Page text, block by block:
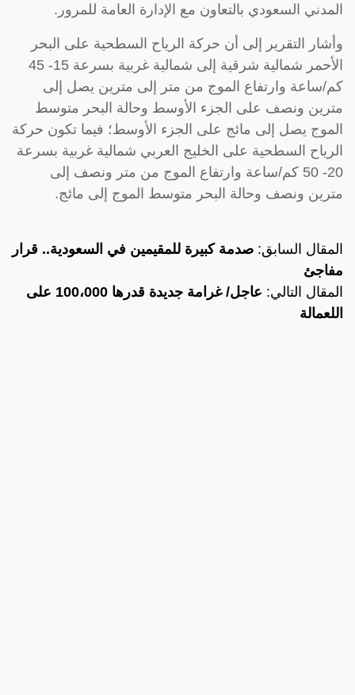
المدني السعودي بالتعاون مع الإدارة العامة للمرور.
وأشار التقرير إلى أن حركة الرياح السطحية على البحر
الأحمر شمالية شرقية إلى شمالية غربية بسرعة 15- 45
كم/ساعة وارتفاع الموج من متر إلى مترين يصل إلى
مترين ونصف على الجزء الأوسط وحالة البحر متوسط
الموج يصل إلى مائج على الجزء الأوسط؛ فيما تكون حركة
الرياح السطحية على الخليج العربي شمالية غربية بسرعة
20- 50 كم/ساعة وارتفاع الموج من متر ونصف إلى
مترين ونصف وحالة البحر متوسط الموج إلى مائج.
المقال السابق: صدمة كبيرة للمقيمين في السعودية.. قرار
مفاجئ
المقال التالي:
عاجل/ غرامة جديدة قدرها 100،000 على
اللعمالة